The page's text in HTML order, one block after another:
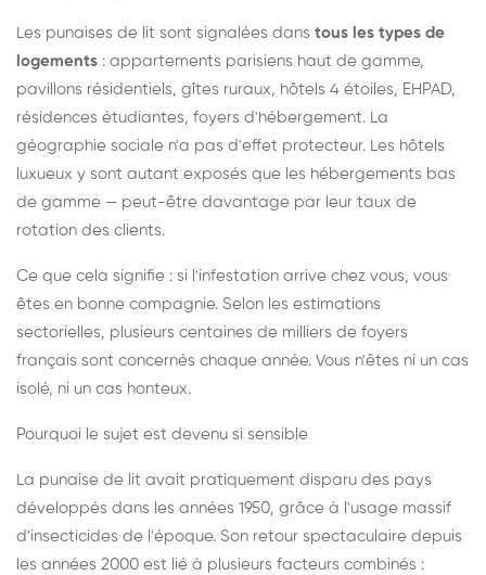
Les punaises de lit sont signalées dans tous les types de
logements : appartements parisiens haut de gamme,
pavillons résidentiels, gîtes ruraux, hôtels 4 étoiles, EHPAD,
résidences étudiantes, foyers d'hébergement. La
géographie sociale n'a pas d'effet protecteur. Les hôtels
luxueux y sont autant exposés que les hébergements bas
de gamme — peut-être davantage par leur taux de
rotation des clients.
Ce que cela signifie : si l'infestation arrive chez vous, vous
êtes en bonne compagnie. Selon les estimations
sectorielles, plusieurs centaines de milliers de foyers
français sont concernés chaque année. Vous n'êtes ni un cas
isolé, ni un cas honteux.
Pourquoi le sujet est devenu si sensible
La punaise de lit avait pratiquement disparu des pays
développés dans les années 1950, grâce à l'usage massif
d'insecticides de l'époque. Son retour spectaculaire depuis
les années 2000 est lié à plusieurs facteurs combinés :